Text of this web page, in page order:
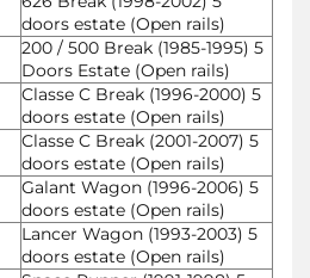
doors estate (Open rails)
200 / 500 Break (1985-1995) 5
Doors Estate (Open rails)
Classe C Break (1996-2000) 5
doors estate (Open rails)
Classe C Break (2001-2007) 5
doors estate (Open rails)
Galant Wagon (1996-2006) 5
doors estate (Open rails)
Lancer Wagon (1993-2003) 5
doors estate (Open rails)